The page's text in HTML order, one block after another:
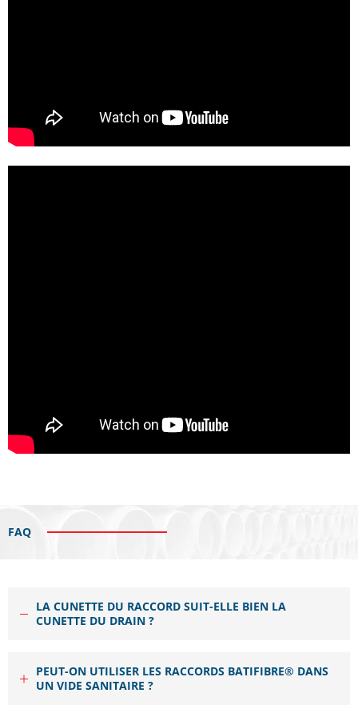
FAQ
LA CUNETTE DU RACCORD SUIT-ELLE BIEN LA
CUNETTE DU DRAIN ?
raccords BATIFIBRE®ont eux aussi une cunette plate qui
épouse parfaitement celle du drain pour garantir la continuité
PEUT-ON UTILISER LES RACCORDS BATIFIBRE® DANS
UN VIDE SANITAIRE ?